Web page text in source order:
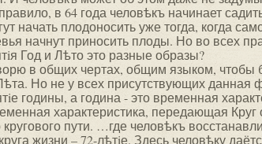
в 64 года человѣкъ начинает
начать плодоносить уже тогда, когда
начнут приносить плоды. Но во всех
Год и Лѣто это разные образы?
в общих чертах, общим языком,
Но не у всех присутствующих данная
годины, а година - это временная
характеристика, передающая
пути. …где человѣкъ
жизни – 72-лѣтiе. Здесь человѣку